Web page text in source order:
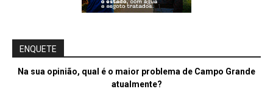
ENQUETE
Na sua opinião, qual é o maior problema de Campo Grande
atualmente?